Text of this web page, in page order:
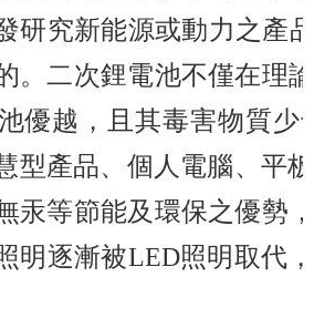
研究新能源或動力之產
。二次鋰電池不僅在理
優越，且其毒害物質
型產品、個人電腦、平
汞等節能及環保之優勢
明逐漸被LED照明取代